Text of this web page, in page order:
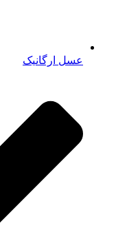
عسل ارگانیک